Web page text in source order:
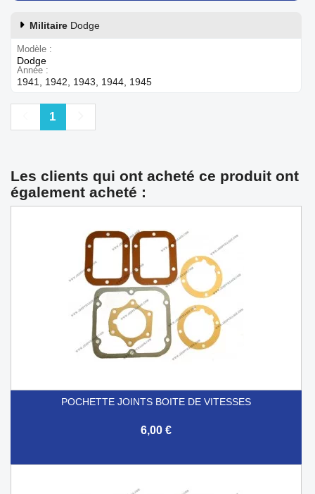
Militaire Dodge
Modèle
Dodge
Année
1941, 1942, 1943, 1944, 1945
Précédent
1
Les clients qui ont acheté ce produit ont
également acheté :
POCHETTE JOINTS BOITE DE VITESSES
6,00 €